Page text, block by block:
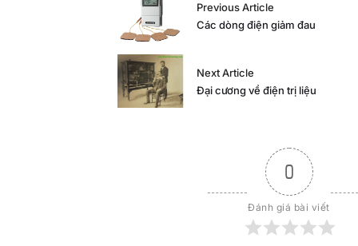
Previous Article
Các dòng điện giảm đau
Next Article
Đại cương về điện trị liệu
0
Đánh giá bài viết